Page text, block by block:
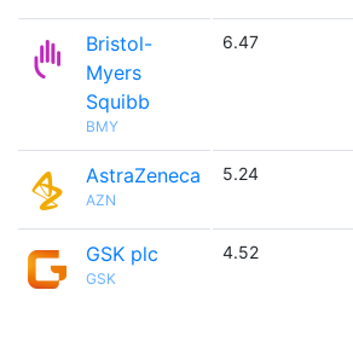
Bristol-
Myers
Squibb
BMY
6.47
AstraZeneca
AZN
5.24
GSK plc
GSK
4.52